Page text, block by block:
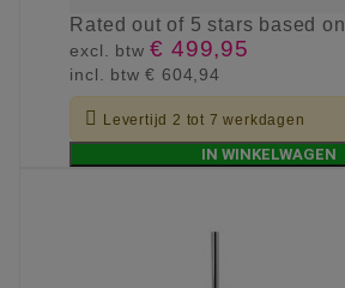
Ratedout of 5 stars based on
excl. btw€ 499,95
incl. btw€ 604,94
 Levertijd 2 tot 7 werkdagen
IN WINKELWAGEN